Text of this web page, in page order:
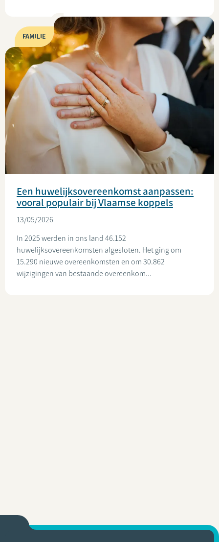
FAMILIE
Een huwelijksovereenkomst aanpassen:
vooral populair bij Vlaamse koppels
13/05/2026
In 2025 werden in ons land 46.152
huwelijksovereenkomsten afgesloten. Het ging om
15.290 nieuwe overeenkomsten en om 30.862
wijzigingen van bestaande overeenkom...